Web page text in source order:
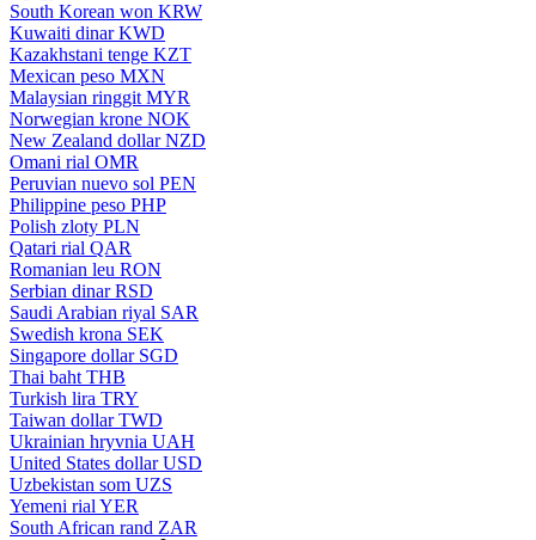
South Korean won KRW
Kuwaiti dinar KWD
Kazakhstani tenge KZT
Mexican peso MXN
Malaysian ringgit MYR
Norwegian krone NOK
New Zealand dollar NZD
Omani rial OMR
Peruvian nuevo sol PEN
Philippine peso PHP
Polish zloty PLN
Qatari rial QAR
Romanian leu RON
Serbian dinar RSD
Saudi Arabian riyal SAR
Swedish krona SEK
Singapore dollar SGD
Thai baht THB
Turkish lira TRY
Taiwan dollar TWD
Ukrainian hryvnia UAH
United States dollar USD
Uzbekistan som UZS
Yemeni rial YER
South African rand ZAR